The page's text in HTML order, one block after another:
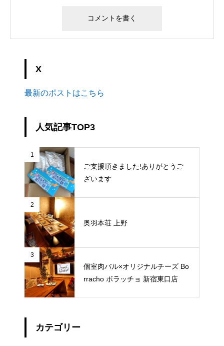
X
最新のポストはこちら
人気記事TOP3
1
ご支援頂きました!ありがとうご
ざいます
2
奥羽本荘 上野
3
個室肉バル×オリジナルチーズ Bo
rracho ボラッチョ 新宿東口店
カテゴリー